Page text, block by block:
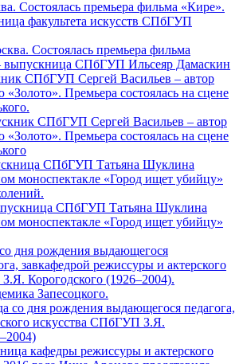
Состоялась премьера фильма
выпускница СПбГУП Ильсеяр Дамаскин
СПбГУП Сергей Васильев – автор
Премьера состоялась на сцене
СПбГУП Татьяна Шуклина
моноспектакле «Город ищет убийцу»
со дня рождения выдающегося педагога,
искусства СПбГУП З.Я.